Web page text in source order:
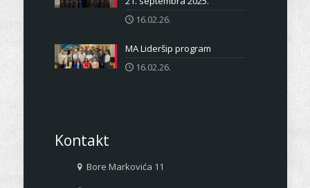
16.02.26.
MA Lideršip program
16.02.26.
Kontakt
Bore Markovića 11